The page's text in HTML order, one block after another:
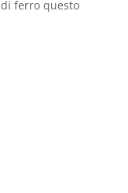
ferro questo